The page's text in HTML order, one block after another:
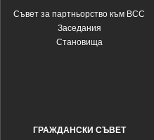
Съвет за партньорство към ВСС
Заседания
Становища
ГРАЖДАНСКИ СЪВЕТ